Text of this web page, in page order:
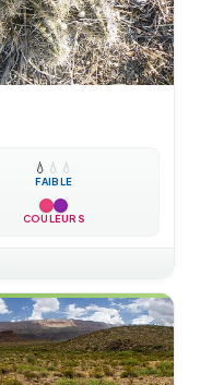
💧 💧 💧
FAIBLE
COULEURS